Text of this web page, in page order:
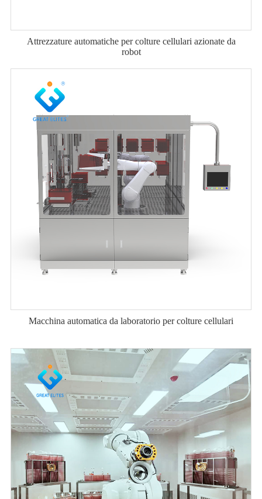
Attrezzature automatiche per colture cellulari azionate da
robot
Macchina automatica da laboratorio per colture cellulari